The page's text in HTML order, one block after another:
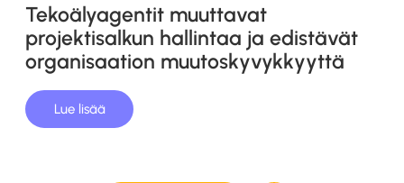
Tekoälyagentit muuttavat
projektisalkun hallintaa ja edistävät
organisaation muutoskyvykkyyttä
Lue lisää